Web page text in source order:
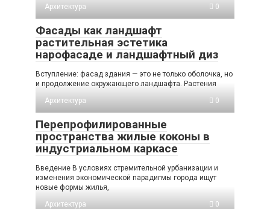
Архитектура
0
Фасады как ландшафт
растительная эстетика
нарофасаде и ландшафтный диз
Вступление: фасад здания — это не только оболочка, но
и продолжение окружающего ландшафта. Растения
Архитектура
0
Перепрофилированные
пространства жилые коконы в
индустриальном каркасе
Введение В условиях стремительной урбанизации и
изменения экономической парадигмы города ищут
новые формы жилья,
Архитектура
0